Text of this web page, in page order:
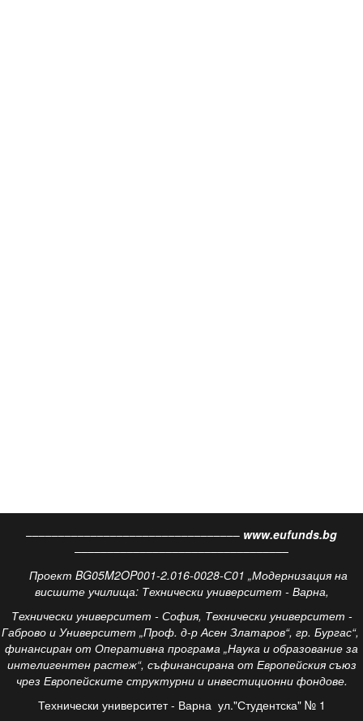
––––––––––––––––––––––––––––––––– www.eufunds.bg
–––––––––––––––––––––––––––––––––
Проект BG05M2OP001-2.016-0028-С01 „Модернизация на
висшите училища: Технически университет - Варна,
Технически университет - София, Технически университет -
Габрово и Университет „Проф. д-р Асен Златаров“, гр. Бургас“,
финансиран от Оперативна програма „Наука и образование за
интелигентен растеж“, съфинансирана от Европейския съюз
чрез Европейските структурни и инвестиционни фондове.
Технически университет - Варна ул."Студентска" № 1